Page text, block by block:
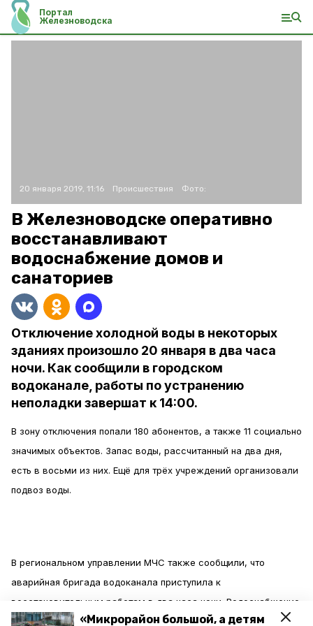
«Микрорайон большой, а детям
Портал
Железноводска
20 января 2019, 11:16 Происшествия Фото:
В Железноводске оперативно
восстанавливают
водоснабжение домов и
санаториев
Отключение холодной воды в некоторых
зданиях произошло 20 января в два часа
ночи. Как сообщили в городском
водоканале, работы по устранению
неполадки завершат к 14:00.
В зону отключения попали 180 абонентов, а также 11 социально
значимых объектов. Запас воды, рассчитанный на два дня,
есть в восьми из них. Ещё для трёх учреждений организовали
подвоз воды.
В региональном управлении МЧС также сообщили, что
аварийная бригада водоканала приступила к
восстановительным работам в два часа ночи. Водоснабжение
будет восстановлено в 14:00,передаётинформагентство